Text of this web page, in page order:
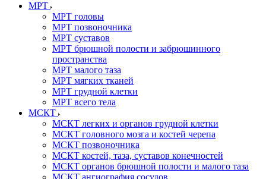
МРТ
МРТ головы
МРТ позвоночника
МРТ суставов
МРТ брюшной полости и забрюшинного
пространства
МРТ малого таза
МРТ мягких тканей
МРТ грудной клетки
МРТ всего тела
МСКТ
МСКТ легких и органов грудной клетки
МСКТ головного мозга и костей черепа
МСКТ позвоночника
МСКТ костей, таза, суставов конечностей
МСКТ органов брюшной полости и малого таза
МСКТ ангиография сосудов